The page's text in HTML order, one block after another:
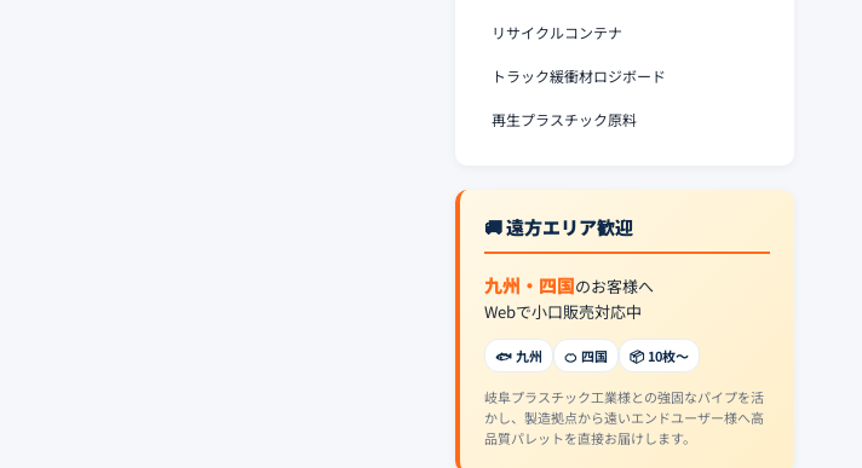
リサイクルコンテナ
トラック緩衝材ロジボード
再生プラスチック原料
🚚 遠方エリア歓迎
九州・四国のお客様へ
Webで小口販売対応中
🐟 九州 🍊 四国 📦 10枚〜
岐阜プラスチック工業様との強固なパイプを活
かし、製造拠点から遠いエンドユーザー様へ高
品質パレットを直接お届けします。